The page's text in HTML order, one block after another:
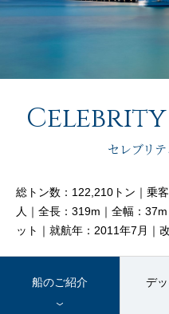
キャンペーン・特集
客船のご案内
寄港地ガイド
ご予約後の流れ
セレブリ
総トン数：122,210トン｜乗
人｜全長：319m｜全幅：
ット｜就航年：2011年7月｜
船のご紹介 デ